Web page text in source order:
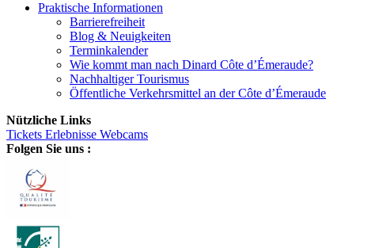
Praktische Informationen
Barrierefreiheit
Blog & Neuigkeiten
Terminkalender
Wie kommt man nach Dinard Côte d’Émeraude?
Nachhaltiger Tourismus
Öffentliche Verkehrsmittel an der Côte d’Émeraude
Nützliche Links
Tickets Erlebnisse Webcams
Folgen Sie uns :